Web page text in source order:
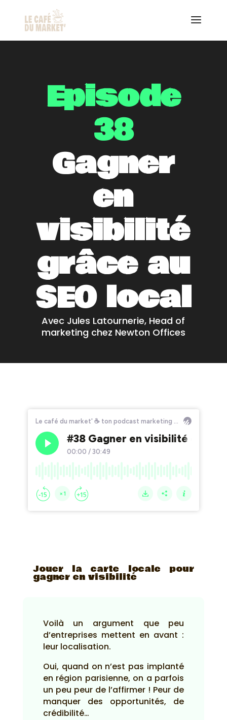
Episode
38
Gagner
en
visibilité
grâce au
SEO local
Avec Jules Latournerie, Head of
marketing chez Newton Offices
Jouer la carte locale pour
gagner en visibilité
Voilà un argument que peu
d’entreprises mettent en avant :
leur localisation.
Oui, quand on n’est pas implanté
en région parisienne, on a parfois
un peu peur de l’affirmer ! Peur de
manquer des opportunités, de
crédibilité…